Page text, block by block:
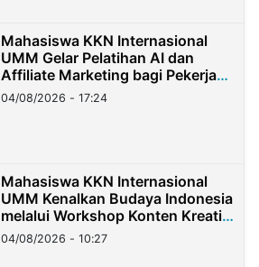
Mahasiswa KKN Internasional
UMM Gelar Pelatihan AI dan
Affiliate Marketing bagi Pekerja
Migran Indonesia di Taiwan
04/08/2026 - 17:24
Mahasiswa KKN Internasional
UMM Kenalkan Budaya Indonesia
melalui Workshop Konten Kreatif
di Taiwan
04/08/2026 - 10:27